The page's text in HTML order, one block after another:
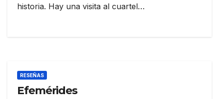
historia. Hay una visita al cuartel…
RESEÑAS
Efemérides